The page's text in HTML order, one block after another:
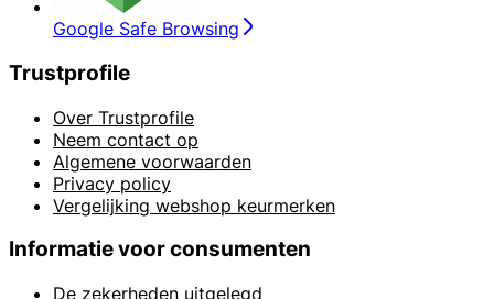
Google Safe Browsing
Trustprofile
Over Trustprofile
Neem contact op
Algemene voorwaarden
Privacy policy
Vergelijking webshop keurmerken
Informatie voor consumenten
De zekerheden uitgelegd